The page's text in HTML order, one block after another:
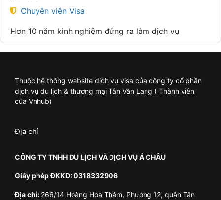
Chuyên viên Visa
Hơn 10 năm kinh nghiệm đứng ra làm dịch vụ
Thuộc hệ thống website dịch vụ visa của công ty cổ phần
dịch vụ du lịch & thương mại Tân Văn Lang ( Thành viên
của Vnhub)
Địa chỉ
CÔNG TY TNHH DU LỊCH VÀ DỊCH VỤ Á CHÂU
Giấy phép ĐKKD: 0318332906
Địa chỉ: 266/14 Hoàng Hoa Thám, Phường 12, quận Tân